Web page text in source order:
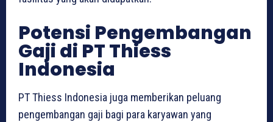
Potensi Pengembangan
Gaji di PT Thiess
Indonesia
PT Thiess Indonesia juga memberikan peluang
pengembangan gaji bagi para karyawan yang